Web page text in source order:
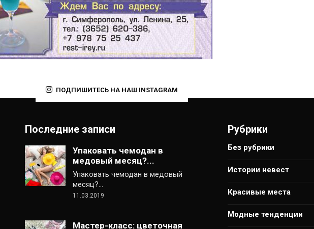
ПОДПИШИТЕСЬ НА НАШ INSTAGRAM
Последние записи
Упаковать чемодан в
медовый месяц?...
Упаковать чемодан в медовый
месяц?…
11.03.2019
Мастер-класс: цветочная
Рубрики
Без рубрики
Истории невест
Красивые места
Модные тенденции